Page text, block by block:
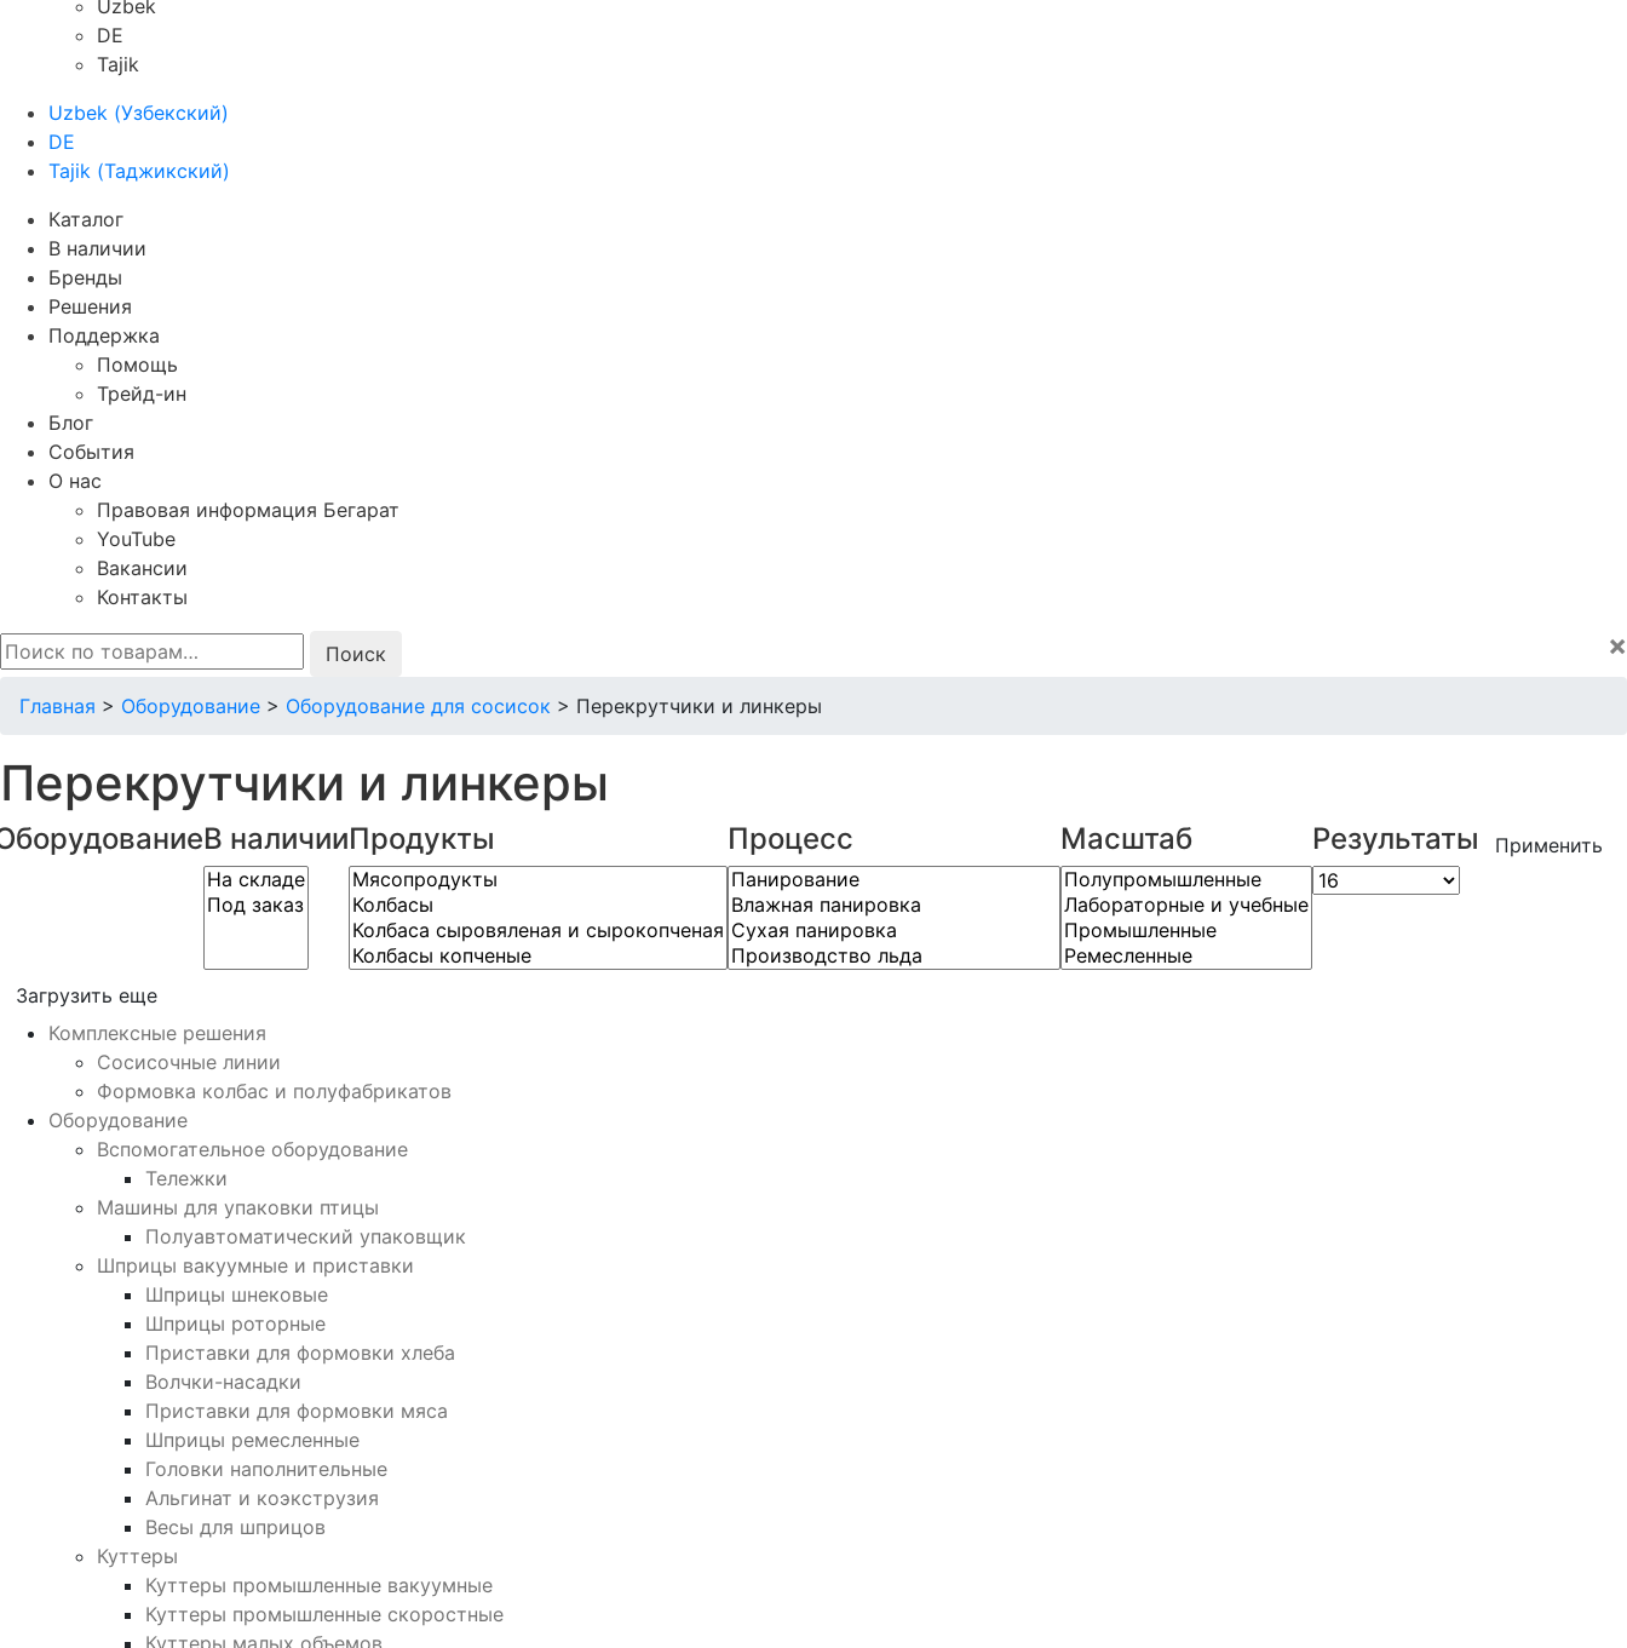
Uzbek
DE
Tajik
Uzbek (Узбекский)
DE
Tajik (Таджикский)
Каталог
В наличии
Бренды
Решения
Поддержка
Помощь
Трейд-ин
Блог
События
О нас
Правовая информация Бегарат
YouTube
Вакансии
Контакты
Искать:
×
Главная > Оборудование > Оборудование для сосисок > Перекрутчики и линкеры
Перекрутчики и линкеры
В наличииПродукты Процесс Масштаб Результаты Применить
Загрузить еще
Комплексные решения
Сосисочные линии
Формовка колбас и полуфабрикатов
Оборудование
Вспомогательное оборудование
Тележки
Машины для упаковки птицы
Полуавтоматический упаковщик
Шприцы вакуумные и приставки
Шприцы шнековые
Шприцы роторные
Приставки для формовки хлеба
Волчки-насадки
Приставки для формовки мяса
Шприцы ремесленные
Головки наполнительные
Альгинат и коэкструзия
Весы для шприцов
Куттеры
Куттеры промышленные вакуумные
Куттеры промышленные скоростные
Куттеры малых объемов